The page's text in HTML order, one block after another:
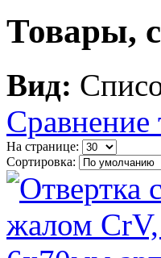
Товары,
Вид:
Сравнение
На странице:
Сортировка: